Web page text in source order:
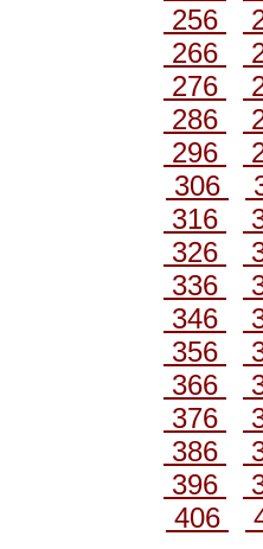
256
266
276
286
296
306
316
326
336
346
356
366
376
386
396
406